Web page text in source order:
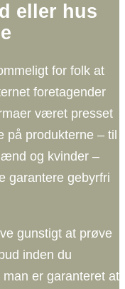
eller hus
for folk at
foretagender
været presset
på produkterne – til
og kvinder –
garantere gebyrfri
gunstigt at prøve
inden du
er garanteret at